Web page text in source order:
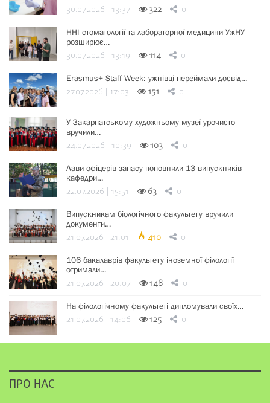
30.07.2026 | 13:37 322 0
ННІ стоматології та лабораторної медицини УжНУ
розширює…
30.07.2026 | 13:19 114 0
Erasmus+ Staff Week: ужнівці переймали досвід…
27.07.2026 | 17:03 151 0
У Закарпатському художньому музеї урочисто
вручили…
24.07.2026 | 10:39 103 0
Лави офіцерів запасу поповнили 13 випускників
кафедри…
22.07.2026 | 15:51 63 0
Випускникам біологічного факультету вручили
документи…
21.07.2026 | 21:01 410 0
106 бакалаврів факультету іноземної філології
отримали…
21.07.2026 | 20:07 148 0
На філологічному факультеті дипломували своїх…
21.07.2026 | 14:06 125 0
ПРО НАС